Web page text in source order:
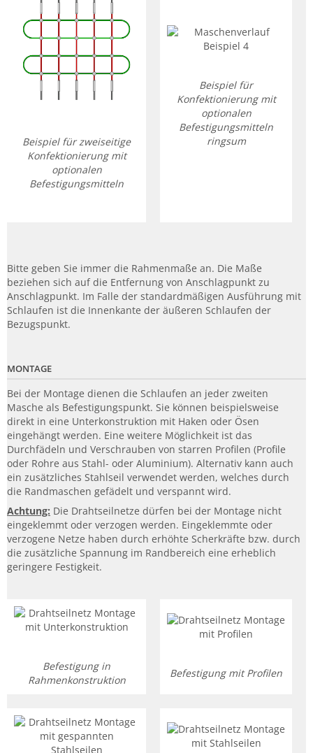
Beispiel für zweiseitige
Konfektionierung mit
optionalen
Befestigungsmitteln
Beispiel für
Konfektionierung mit
optionalen
Befestigungsmitteln
ringsum
Bitte geben Sie immer die Rahmenmaße an. Die Maße
beziehen sich auf die Entfernung von Anschlagpunkt zu
Anschlagpunkt. Im Falle der standardmäßigen Ausführung mit
Schlaufen ist die Innenkante der äußeren Schlaufen der
Bezugspunkt.
MONTAGE
Bei der Montage dienen die Schlaufen an jeder zweiten
Masche als Befestigungspunkt. Sie können beispielsweise
direkt in eine Unterkonstruktion mit Haken oder Ösen
eingehängt werden. Eine weitere Möglichkeit ist das
Durchfädeln und Verschrauben von starren Profilen (Profile
oder Rohre aus Stahl- oder Aluminium). Alternativ kann auch
ein zusätzliches Stahlseil verwendet werden, welches durch
die Randmaschen gefädelt und verspannt wird.
Achtung: Die Drahtseilnetze dürfen bei der Montage nicht
eingeklemmt oder verzogen werden. Eingeklemmte oder
verzogene Netze haben durch erhöhte Scherkräfte bzw. durch
die zusätzliche Spannung im Randbereich eine erheblich
geringere Festigkeit.
Befestigung in
Rahmenkonstruktion
Befestigung mit Profilen